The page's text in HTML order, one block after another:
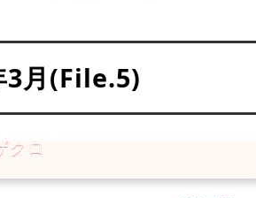
3月(File.5)